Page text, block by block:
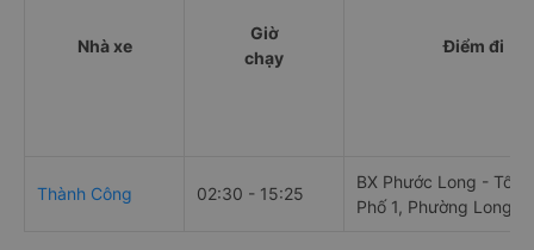
Nhà xe
Giờ
chạy
Điểm đi
Thành Công 02:30 - 15:25
BX Phước Long - Tổ
Phố 1, Phường Long